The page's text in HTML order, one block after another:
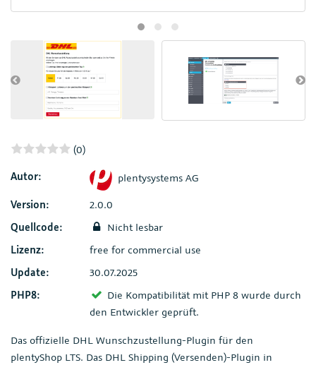
(0)
Autor:
plentysystems AG
Version:
2.0.0
Quellcode:
Nicht lesbar
Lizenz:
free for commercial use
Update:
30.07.2025
PHP8:
Die Kompatibilität mit PHP 8 wurde durch
den Entwickler geprüft.
Das offizielle DHL Wunschzustellung-Plugin für den
plentyShop LTS. Das DHL Shipping (Versenden)-Plugin in